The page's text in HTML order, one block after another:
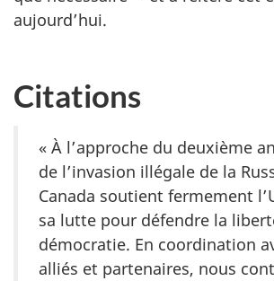
aujourd’hui.
Citations
« À l’approche du deuxième
de l’invasion illégale de la
Canada soutient fermement
sa lutte pour défendre la
démocratie. En coordination
alliés et partenaires, nous